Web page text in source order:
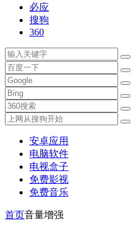
必应
搜狗
360
安卓应用
电脑软件
电视盒子
免费影视
免费音乐
首页音量增强